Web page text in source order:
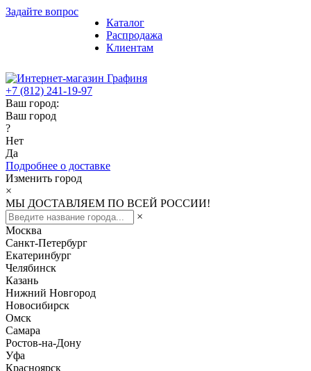
Задайте вопрос
Каталог
Распродажа
Клиентам
+7 (812) 241-19-97
Ваш город:
Ваш город
?
Нет
Да
Подробнее о доставке
Изменить город
×
МЫ ДОСТАВЛЯЕМ ПО ВСЕЙ РОССИИ!
×
Москва
Санкт-Петербург
Екатеринбург
Челябинск
Казань
Нижний Новгород
Новосибирск
Омск
Самара
Ростов-на-Дону
Уфа
Красноярск